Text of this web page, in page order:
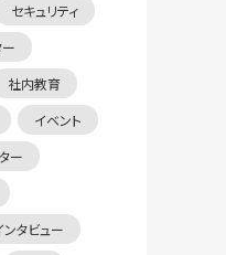
セキュリティ
ー
社内教育
イベント
ー
ンタビュー